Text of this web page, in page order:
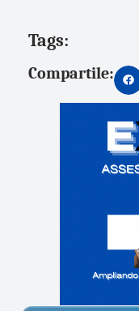
Tags:
Compartile: